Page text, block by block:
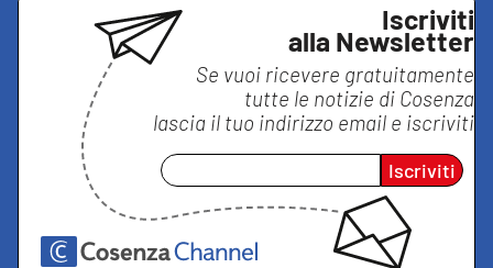
Iscriviti
alla Newsletter
Se vuoi ricevere gratuitamente
tutte le notizie di Cosenza
lascia il tuo indirizzo email e iscriviti
Iscriviti